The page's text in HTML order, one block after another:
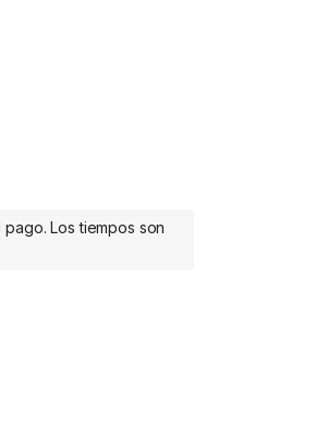
Los tiempos son